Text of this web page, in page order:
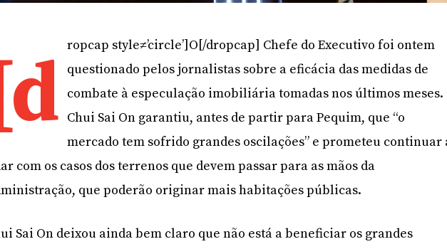
ropcap style≠’circle’]O[/dropcap] Chefe do Executivo foi ontem
questionado pelos jornalistas sobre a eficácia das medidas de
combate à especulação imobiliária tomadas nos últimos meses.
Chui Sai On garantiu, antes de partir para Pequim, que “o
mercado tem sofrido grandes oscilações” e prometeu continuar
com os casos dos terrenos que devem passar para as mãos da
que poderão originar mais habitações públicas.
Sai On deixou ainda bem claro que não está a beneficiar os grandes